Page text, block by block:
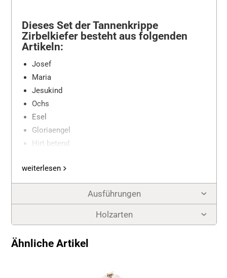
Dieses Set der Tannenkrippe
Zirbelkiefer besteht aus folgenden
Artikeln:
Josef
Maria
Jesukind
Ochs
Esel
Gloriaengel
Hirt betend
Schafgruppe
Schaf liegend
Achtung: dieses Set beinhaltet keinen
weiterlesen
Ausführungen
Holzarten
Ähnliche Artikel